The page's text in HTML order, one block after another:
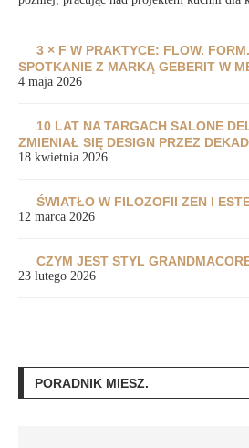
3 × F W PRAKTYCE: FLOW.
SPOTKANIE Z MARKĄ GEBERIT W
4 maja 2026
10 LAT NA TARGACH SALONE
ZMIENIAŁ SIĘ DESIGN PRZEZ
18 kwietnia 2026
ŚWIATŁO W FILOZOFII ZEN I
12 marca 2026
CZYM JEST STYL
23 lutego 2026
PORADNIK MIESZ.